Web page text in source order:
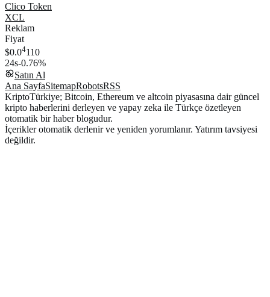
Clico Token
XCL
Reklam
Fiyat
$0.04110
24s-0.76%
Satın Al
Ana SayfaSitemapRobotsRSS
KriptoTürkiye; Bitcoin, Ethereum ve altcoin piyasasına dair güncel
kripto haberlerini derleyen ve yapay zeka ile Türkçe özetleyen
otomatik bir haber blogudur.
İçerikler otomatik derlenir ve yeniden yorumlanır. Yatırım tavsiyesi
değildir.